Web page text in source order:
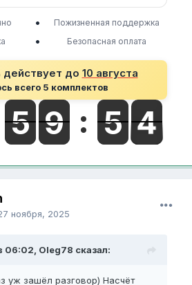
•
Пожизненная поддержка
• Безопасная оплата
действует до 10 августа
всего 5 комплектов
ноября, 2025
06:02, Oleg78 сказал:
уж зашёл разговор) Насчёт